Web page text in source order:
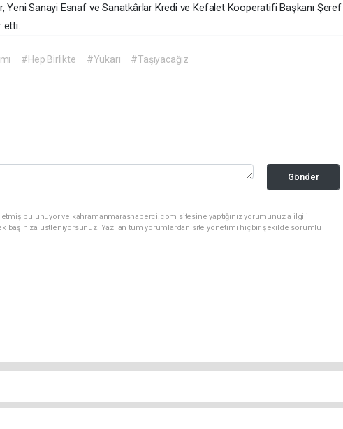
Yeni Sanayi Esnaf ve Sanatkârlar Kredi ve Kefalet Kooperatifi Başkanı Şeref
etti.
#Hep Birlikte #Yukarı #Taşıyacağız
Gönder
etmiş bulunuyor ve kahramanmarashaberci.com sitesine yaptığınız yorumunuzla ilgili
başınıza üstleniyorsunuz. Yazılan tüm yorumlardan site yönetimi hiçbir şekilde sorumlu